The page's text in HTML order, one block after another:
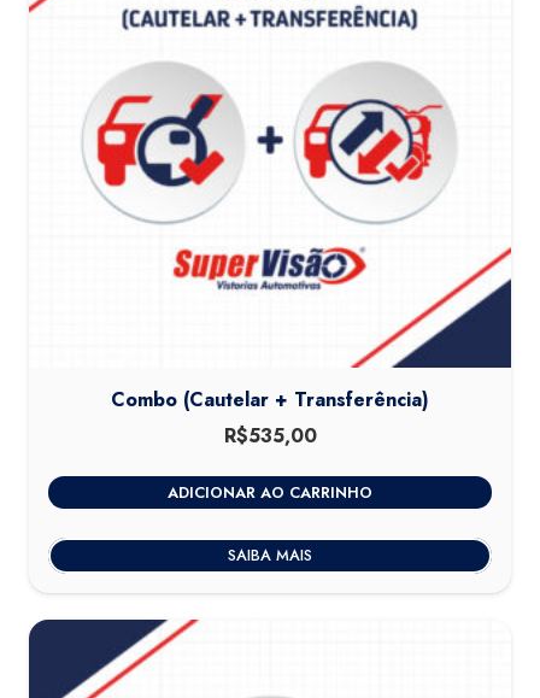
Combo (Cautelar + Transferência)
R$535,00
ADICIONAR AO CARRINHO
SAIBA MAIS